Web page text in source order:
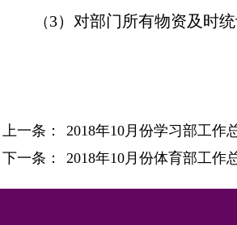
（ 3）对部门所有物资及时统
上一条：
2018年10月份学习部工作
下一条：
2018年10月份体育部工作